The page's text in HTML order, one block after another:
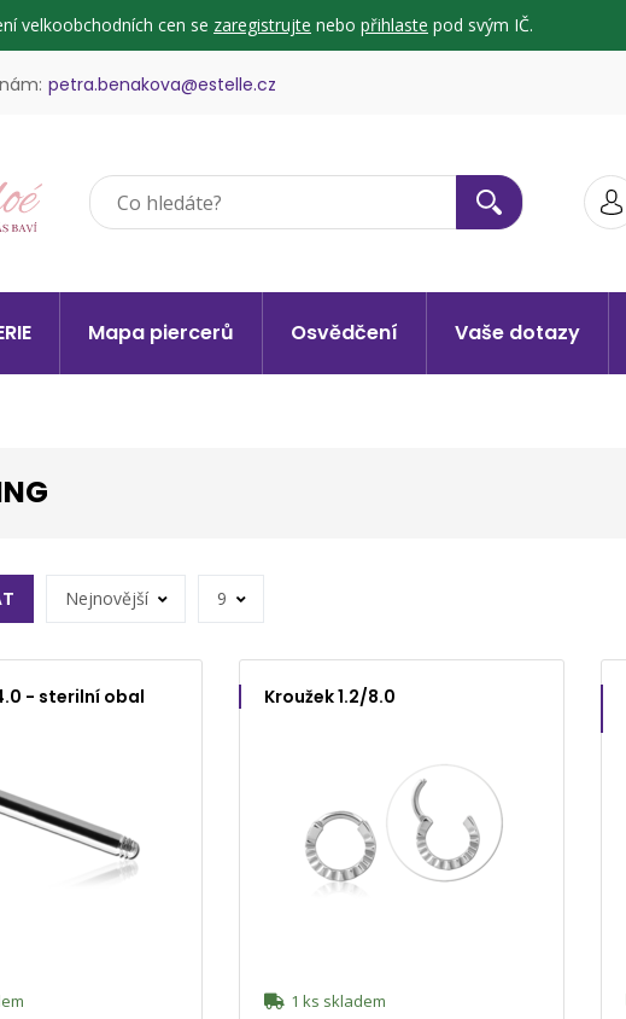
velkoobchodních cen se zaregistrujte nebo přihlaste pod svým IČ.
petra.benakova@estelle.cz
Mapa piercerů Osvědčení Vaše dotazy
Nejnovější 9
- sterilní obal Kroužek 1.2/8.0
1 ks skladem